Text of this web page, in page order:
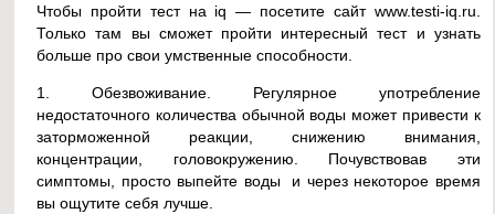
Чтобы пройти тест на iq — посетите сайт www.testi-iq.ru.
Только там вы сможет пройти интересный тест и узнать
больше про свои умственные способности.
1. Обезвоживание. Регулярное употребление
недостаточного количества обычной воды может привести к
заторможенной реакции, снижению внимания,
концентрации, головокружению. Почувствовав эти
симптомы, просто выпейте воды и через некоторое время
вы ощутите себя лучше.